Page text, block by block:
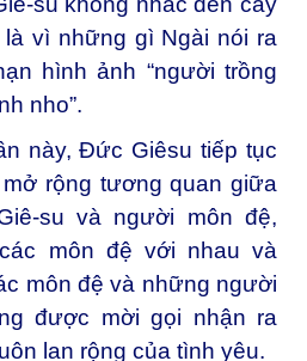
vì những gì Ngài nói ra
hình ảnh “người trồng
nho”.
này, Đức Giêsu tiếp tục
rộng tương quan giữa
su và người môn đệ,
môn đệ với nhau và
môn đệ và những người
được mời gọi nhận ra
lan rộng của tình yêu.